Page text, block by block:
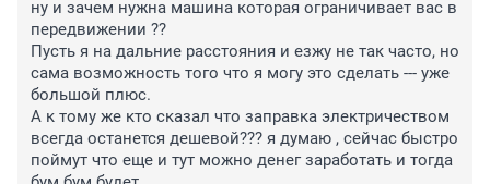
ну и зачем нужна машина которая ограничивает вас в
передвижении ??
Пусть я на дальние расстояния и езжу не так часто, но
сама возможность того что я могу это сделать --- уже
большой плюс.
А к тому же кто сказал что заправка электричеством
всегда останется дешевой??? я думаю , сейчас быстро
поймут что еще и тут можно денег заработать и тогда